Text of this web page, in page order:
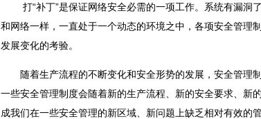
打“补丁”是保证网络安全必需的一项工作。系统有漏洞了
和网络一样，一直处于一个动态的环境之中，各项安全管理
发展变化的考验。
随着生产流程的不断变化和安全形势的发展，安全管理制
一些安全管理制度会随着新的生产流程、新的安全要求、新
成我们在一些安全管理的新区域、新问题上缺乏相对有效的管